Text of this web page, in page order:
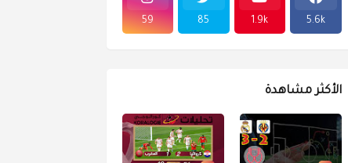
5.6k
1.9k
85
59
الأكثر مشاهدة